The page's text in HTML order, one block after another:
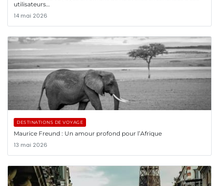
utilisateurs…
14 mai 2026
DESTINATIONS DE VOYAGE
Maurice Freund : Un amour profond pour l’Afrique
13 mai 2026